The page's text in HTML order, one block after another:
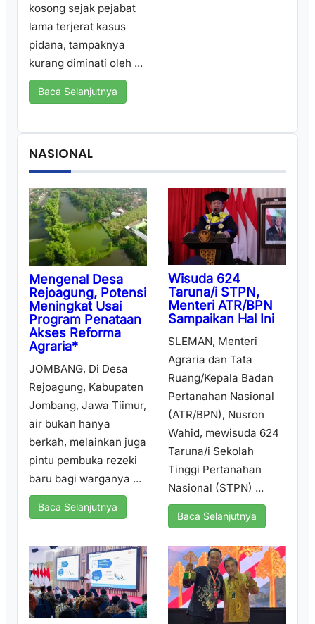
kosong sejak pejabat
lama terjerat kasus
pidana, tampaknya
kurang diminati oleh ...
Baca Selanjutnya
NASIONAL
Mengenal Desa
Rejoagung, Potensi
Meningkat Usai
Program Penataan
Akses Reforma
Agraria*
JOMBANG, Di Desa
Rejoagung, Kabupaten
Jombang, Jawa Tiimur,
air bukan hanya
berkah, melainkan juga
pintu pembuka rezeki
baru bagi warganya ...
Baca Selanjutnya
Wisuda 624
Taruna/i STPN,
Menteri ATR/BPN
Sampaikan Hal Ini
SLEMAN, Menteri
Agraria dan Tata
Ruang/Kepala Badan
Pertanahan Nasional
(ATR/BPN), Nusron
Wahid, mewisuda 624
Taruna/i Sekolah
Tinggi Pertanahan
Nasional (STPN) ...
Baca Selanjutnya